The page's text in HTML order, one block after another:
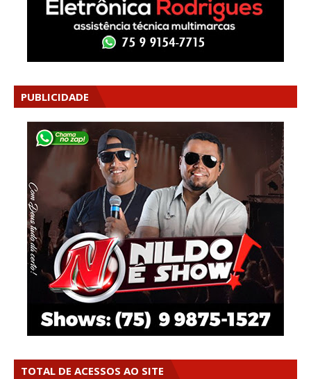
PUBLICIDADE
TOTAL DE ACESSOS AO SITE